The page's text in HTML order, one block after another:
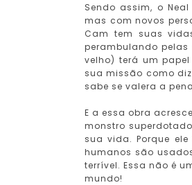
Sendo assim, o
mas com novos
Cam tem suas
perambulando
velho) terá um
sua missão como
sabe se valera a
E a essa obra
monstro
sua vida. Porque
humanos são
terrível. Essa não é
mundo!